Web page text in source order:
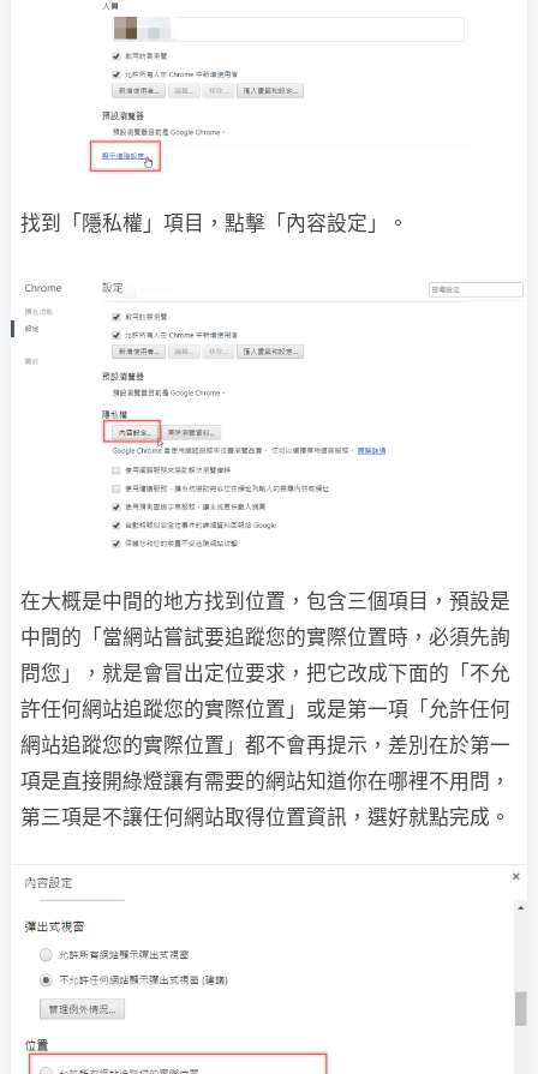
找到「隱私權」項目，點擊「內容設定」。
在大概是中間的地方找到位置，包含三個項目，預設是
中間的「當網站嘗試要追蹤您的實際位置時，必須先詢
問您」，就是會冒出定位要求，把它改成下面的「不允
許任何網站追蹤您的實際位置」或是第一項「允許任何
網站追蹤您的實際位置」都不會再提示，差別在於第一
項是直接開綠燈讓有需要的網站知道你在哪裡不用問，
第三項是不讓任何網站取得位置資訊，選好就點完成。